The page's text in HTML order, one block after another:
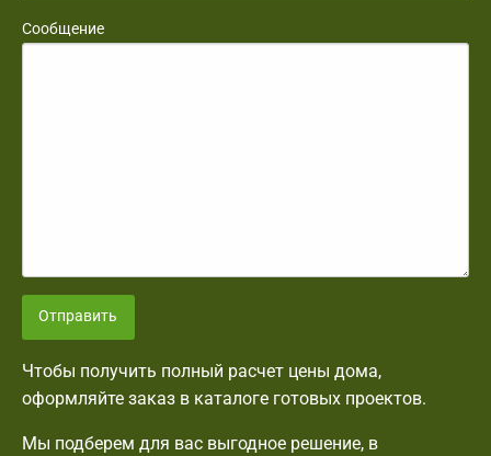
Сообщение
Отправить
Чтобы получить полный расчет цены дома,
оформляйте заказ в каталоге готовых проектов.
Мы подберем для вас выгодное решение, в